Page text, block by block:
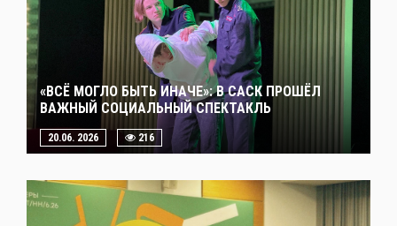
«ВСЁ МОГЛО БЫТЬ ИНАЧЕ»: В САСК ПРОШЁЛ
ВАЖНЫЙ СОЦИАЛЬНЫЙ СПЕКТАКЛЬ
20.06. 2026 216